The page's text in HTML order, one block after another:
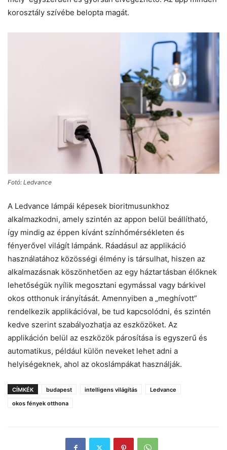
korosztály szívébe belopta magát.
Fotó: Ledvance
A Ledvance lámpái képesek bioritmusunkhoz
alkalmazkodni, amely szintén az appon belül beállítható,
így mindig az éppen kívánt színhőmérsékleten és
fényerővel világít lámpánk. Ráadásul az applikáció
használatához közösségi élmény is társulhat, hiszen az
alkalmazásnak köszönhetően az egy háztartásban élőknek
lehetőségük nyílik megosztani egymással vagy bárkivel
okos otthonuk irányítását. Amennyiben a „meghívott”
rendelkezik applikációval, be tud kapcsolódni, és szintén
kedve szerint szabályozhatja az eszközöket. Az
applikáción belül az eszközök párosítása is egyszerű és
automatikus, például külön neveket lehet adni a
helyiségeknek, ahol az okoslámpákat használják.
CÍMKÉK budapest intelligens világítás
Ledvance
okos fények otthona